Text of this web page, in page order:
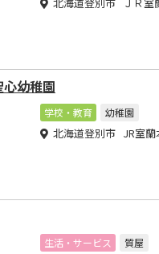
北海道登別市 ＪＲ室
幼稚園
学校・教育
幼稚園
北海道登別市 JR室蘭
生活・サービス
質屋